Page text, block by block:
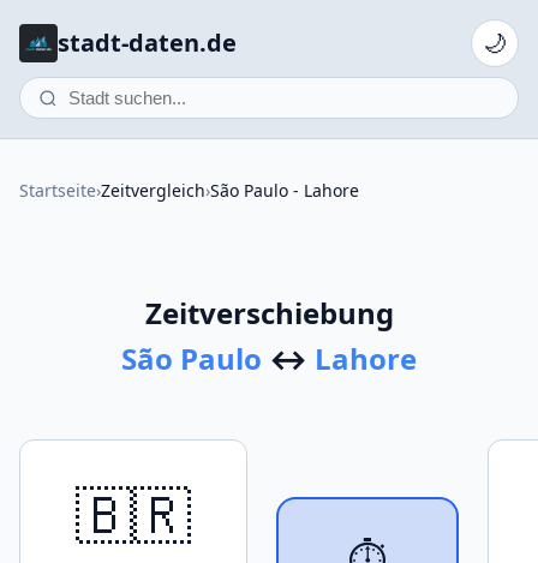
stadt-daten.de 🌙
Startseite›Zeitvergleich›São Paulo - Lahore
Zeitverschiebung
São Paulo ↔ Lahore
🇧🇷